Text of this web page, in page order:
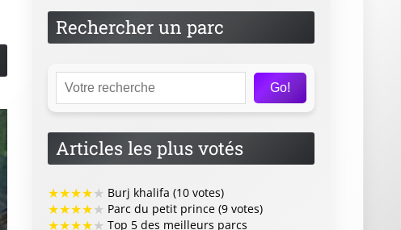
Rechercher un parc
Go!
Articles les plus votés
★★★★★ Burj khalifa (10 votes)
★★★★★ Parc du petit prince (9 votes)
★★★★★ Top 5 des meilleurs parcs